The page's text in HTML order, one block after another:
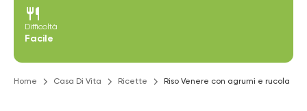
restaurant
Difficoltà
Facile
Home Casa Di Vita Ricette Riso Venere con agrumi e rucola